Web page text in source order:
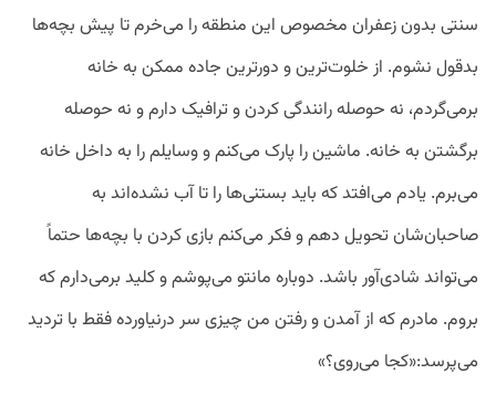
سنتی بدون زعفران مخصوص این منطقه را می‌خرم تا پیش بچه‌ها
بدقول نشوم. از خلوت‌ترین و دورترین جاده ممکن به خانه
برمی‌گردم، نه حوصله رانندگی کردن و ترافیک دارم و نه حوصله
برگشتن به خانه. ماشین را پارک می‌کنم و وسایلم را به داخل خانه
می‌برم. یادم می‌افتد که باید بستنی‌ها را تا آب نشده‌اند به
صاحبان‌شان تحویل دهم و فکر می‌کنم بازی کردن با بچه‌ها حتماً
می‌تواند شادی‌آور باشد. دوباره مانتو می‌پوشم و کلید بر‌می‌دارم که
بروم. مادرم که از آمدن و رفتن من چیزی سر درنیاورده فقط با تردید
می‌پرسد:«کجا می‌روی؟»